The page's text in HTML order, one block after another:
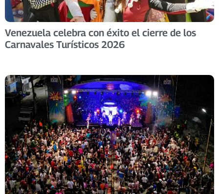
Venezuela celebra con éxito el cierre de los
Carnavales Turísticos 2026